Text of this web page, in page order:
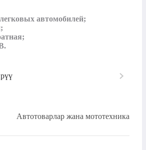
автомобилей;
Автотоварлар жана мототехника